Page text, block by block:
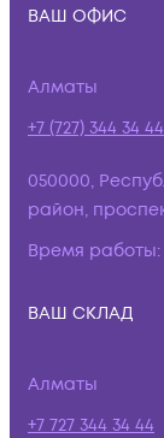
ВАШ ОФИС
Алматы
+7 (727) 344 34 44
050000,
район,
Время работы:
ВАШ СКЛАД
Алматы
+7 727 344 34 44